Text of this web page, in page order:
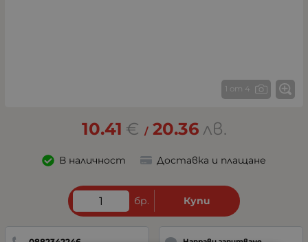
1 от 4
10.41 € / 20.36 лв.
В наличност Доставка и плащане
бр. Купи